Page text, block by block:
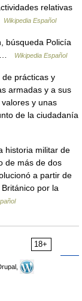
relativas
Wikipedia Español
búsqueda Policía
…
Wikipedia Español
prácticas y
armadas y a sus
y unas
de la ciudadanía
historia militar de
de más de dos
a partir de
por la
18+